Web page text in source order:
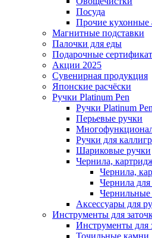
Посуда
Прочие кухонные
Магнитные подставки
Палочки для еды
Подарочные
Акции 2025
Сувенирная продукция
Японские расчёски
Ручки Platinum Pen
Ручки Platinum Pen
Перьевые ручки
Ручки для
Шариковые ручки
Чернила,
Чернила,
Чернила для
Чернильные
Аксессуары для
Инструменты для
Инструменты для
Точильные камни